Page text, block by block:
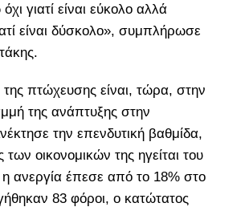
γιατί είναι εύκολο αλλά
είναι δύσκολο», συμπλήρωσε
πτώχευσης είναι, τώρα, στην
της ανάπτυξης στην
την επενδυτική βαθμίδα,
οικονομικών της ηγείται του
ανεργία έπεσε από το 18% στο
83 φόροι, ο κατώτατος